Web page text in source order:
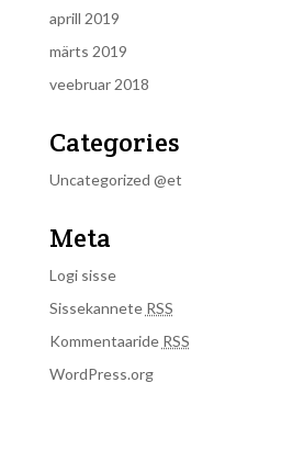
aprill 2019
märts 2019
veebruar 2018
Categories
Uncategorized @et
Meta
Logi sisse
Sissekannete RSS
Kommentaaride RSS
WordPress.org